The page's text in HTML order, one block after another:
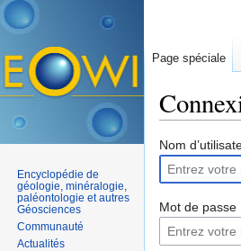
Nom
Mot de passe
Page spéciale
Encyclopédie de
géologie, minéralogie,
paléontologie et autres
Géosciences
Communauté
Actualités